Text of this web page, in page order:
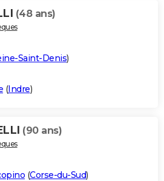
(48 ans)
Saint-Denis)
(Indre)
(90 ans)
(Corse-du-Sud)